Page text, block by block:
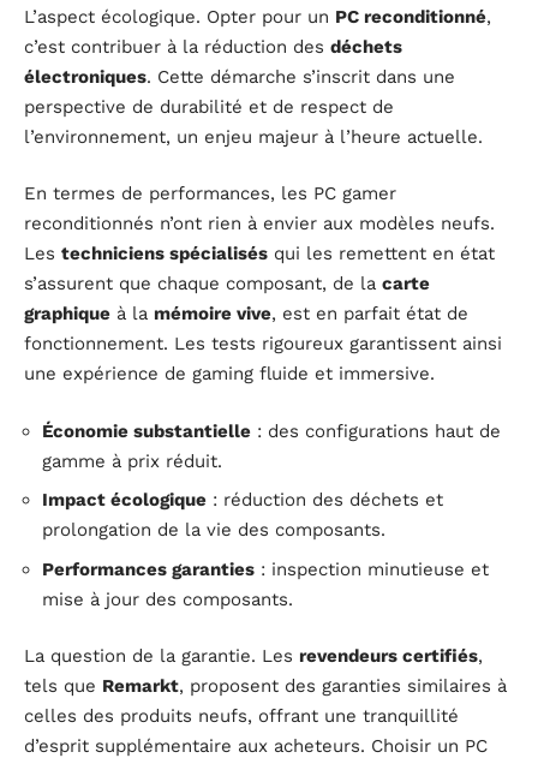
L’aspect écologique. Opter pour un PC reconditionné,
c’est contribuer à la réduction des déchets
électroniques. Cette démarche s’inscrit dans une
perspective de durabilité et de respect de
l’environnement, un enjeu majeur à l’heure actuelle.
En termes de performances, les PC gamer
reconditionnés n’ont rien à envier aux modèles neufs.
Les techniciens spécialisés qui les remettent en état
s’assurent que chaque composant, de la carte
graphique à la mémoire vive, est en parfait état de
fonctionnement. Les tests rigoureux garantissent ainsi
une expérience de gaming fluide et immersive.
Économie substantielle : des configurations haut de
gamme à prix réduit.
Impact écologique : réduction des déchets et
prolongation de la vie des composants.
Performances garanties : inspection minutieuse et
mise à jour des composants.
La question de la garantie. Les revendeurs certifiés,
tels que Remarkt, proposent des garanties similaires à
celles des produits neufs, offrant une tranquillité
d’esprit supplémentaire aux acheteurs. Choisir un PC